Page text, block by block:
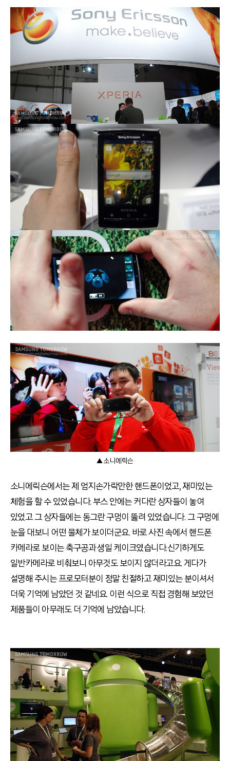
▲ 소니에릭슨
소니에릭슨에서는 제 엄지손가락만한 핸드폰이었고, 재미있는
체험을 할 수 있었습니다.부스 안에는 커다란 상자들이 놓여
있었고 그 상자들에는 동그란 구멍이 뚫려 있었습니다.그 구멍에
눈을 대보니 어떤 물체가 보이더군요. 바로 사진 속에서 핸드폰
카메라로 보이는 축구공과 생일 케이크였습니다.신기하게도
일반카메라로 비춰보니 아무것도 보이지 않더라고요. 게다가
설명해 주시는 프로모터분이 정말 친절하고 재미있는 분이셔서
더욱 기억에 남았던 것 같네요. 이런 식으로 직접 경험해 보았던
제품들이 아무래도 더 기억에 남았습니다.